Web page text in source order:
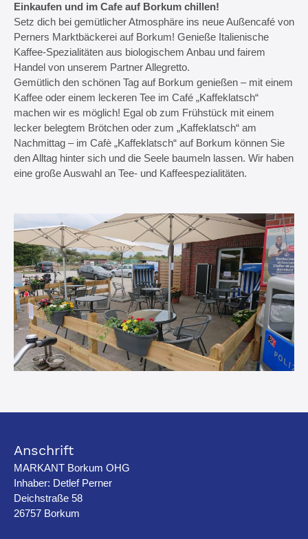
Einkaufen und im Cafe auf Borkum chillen!
Setz dich bei gemütlicher Atmosphäre ins neue Außencafé von
Perners Marktbäckerei auf Borkum! Genieße Italienische
Kaffee-Spezialitäten aus biologischem Anbau und fairem
Handel von unserem Partner Allegretto.
Gemütlich den schönen Tag auf Borkum genießen – mit einem
Kaffee oder einem leckeren Tee im Café „Kaffeklatsch“
machen wir es möglich! Egal ob zum Frühstück mit einem
lecker belegtem Brötchen oder zum „Kaffeklatsch“ am
Nachmittag – im Cafè „Kaffeklatsch“ auf Borkum können Sie
den Alltag hinter sich und die Seele baumeln lassen. Wir haben
eine große Auswahl an Tee- und Kaffeespezialitäten.
Anschrift
MARKANT Borkum OHG
Inhaber: Detlef Perner
Deichstraße 58
26757 Borkum